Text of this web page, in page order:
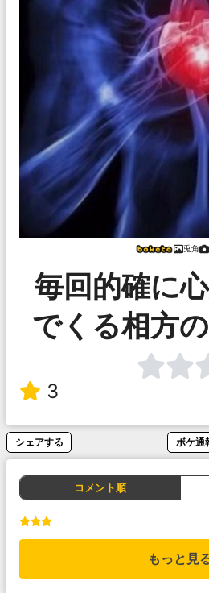
兎角
毎回的確に
でくる相方
3
シェアする ボケ通
コメント順
もっと見